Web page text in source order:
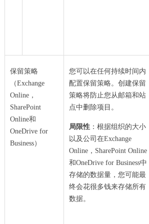
保留策略
（Exchange
Online，
SharePoint
Online和
OneDrive for
Business）
您可以在任何持续时间内
配置保留策略。创建保留
策略将防止您从邮箱和站
点中删除项目。
局限性：根据组织的大小
以及公司在Exchange
Online，SharePoint Online
和OneDrive for Business中
存储的数据量，您可能最
终会花很多钱来存储所有
数据。